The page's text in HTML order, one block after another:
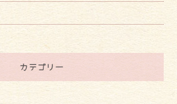
カテゴリー